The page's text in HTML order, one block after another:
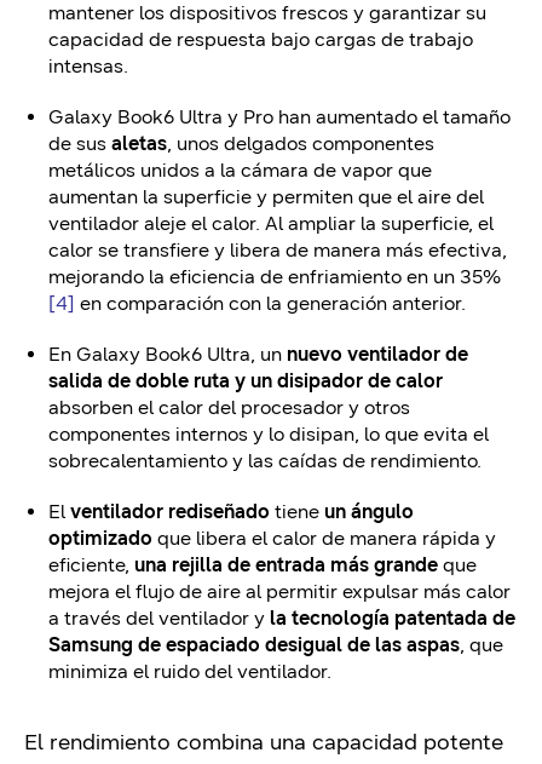
mantener los dispositivos frescos y garantizar su
capacidad de respuesta bajo cargas de trabajo
intensas.
Galaxy Book6 Ultra y Pro han aumentado el tamaño
de sus aletas, unos delgados componentes
metálicos unidos a la cámara de vapor que
aumentan la superficie y permiten que el aire del
ventilador aleje el calor. Al ampliar la superficie, el
calor se transfiere y libera de manera más efectiva,
mejorando la eficiencia de enfriamiento en un 35%
[4] en comparación con la generación anterior.
En Galaxy Book6 Ultra, un nuevo ventilador de
salida de doble ruta y un disipador de calor
absorben el calor del procesador y otros
componentes internos y lo disipan, lo que evita el
sobrecalentamiento y las caídas de rendimiento.
El ventilador rediseñado tiene un ángulo
optimizado que libera el calor de manera rápida y
eficiente, una rejilla de entrada más grande que
mejora el flujo de aire al permitir expulsar más calor
a través del ventilador y la tecnología patentada de
Samsung de espaciado desigual de las aspas, que
minimiza el ruido del ventilador.
El rendimiento combina una capacidad potente